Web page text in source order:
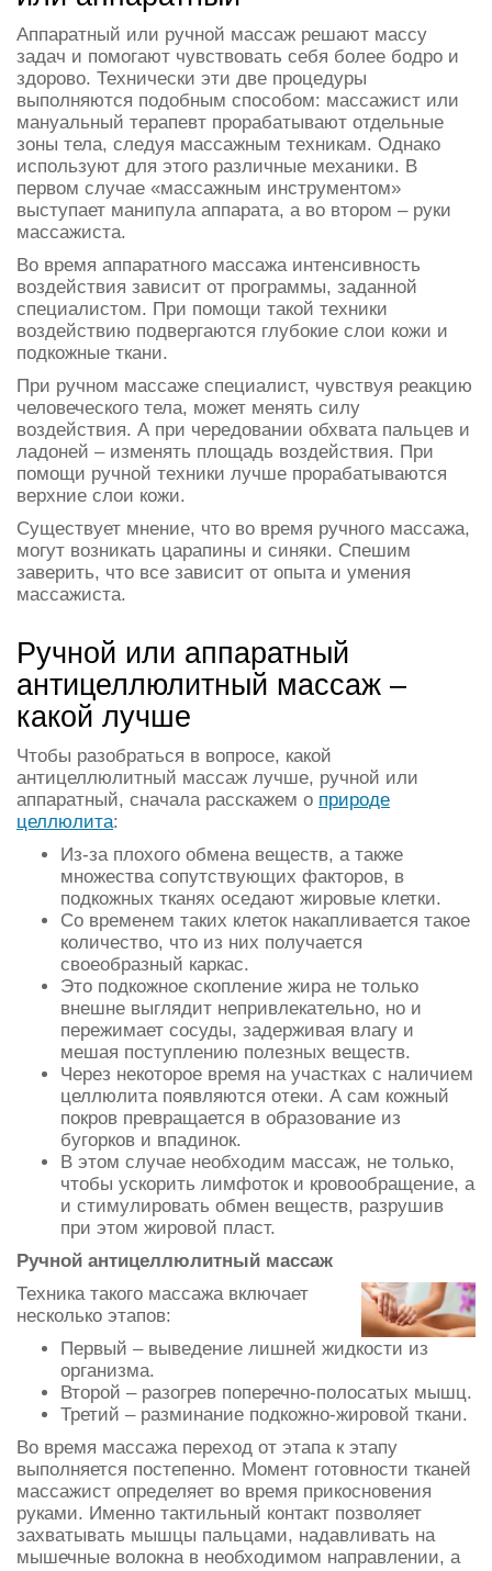
Аппаратный или ручной массаж решают массу
задач и помогают чувствовать себя более бодро и
здорово. Технически эти две процедуры
выполняются подобным способом: массажист или
мануальный терапевт прорабатывают отдельные
зоны тела, следуя массажным техникам. Однако
используют для этого различные механики. В
первом случае «массажным инструментом»
выступает манипула аппарата, а во втором – руки
массажиста.
Во время аппаратного массажа интенсивность
воздействия зависит от программы, заданной
специалистом. При помощи такой техники
воздействию подвергаются глубокие слои кожи и
подкожные ткани.
При ручном массаже специалист, чувствуя реакцию
человеческого тела, может менять силу
воздействия. А при чередовании обхвата пальцев и
ладоней – изменять площадь воздействия. При
помощи ручной техники лучше прорабатываются
верхние слои кожи.
Существует мнение, что во время ручного массажа,
могут возникать царапины и синяки. Спешим
заверить, что все зависит от опыта и умения
массажиста.
Ручной или аппаратный
антицеллюлитный массаж –
какой лучше
Чтобы разобраться в вопросе, какой
антицеллюлитный массаж лучше, ручной или
аппаратный, сначала расскажем о природе
целлюлита:
Из-за плохого обмена веществ, а также
множества сопутствующих факторов, в
подкожных тканях оседают жировые клетки.
Со временем таких клеток накапливается такое
количество, что из них получается
своеобразный каркас.
Это подкожное скопление жира не только
внешне выглядит непривлекательно, но и
пережимает сосуды, задерживая влагу и
мешая поступлению полезных веществ.
Через некоторое время на участках с наличием
целлюлита появляются отеки. А сам кожный
покров превращается в образование из
бугорков и впадинок.
В этом случае необходим массаж, не только,
чтобы ускорить лимфоток и кровообращение, а
и стимулировать обмен веществ, разрушив
при этом жировой пласт.
Ручной антицеллюлитный массаж
Техника такого массажа включает
несколько этапов:
Первый – выведение лишней жидкости из
организма.
Второй – разогрев поперечно-полосатых мышц.
Третий – разминание подкожно-жировой ткани.
Во время массажа переход от этапа к этапу
выполняется постепенно. Момент готовности тканей
массажист определяет во время прикосновения
руками. Именно тактильный контакт позволяет
захватывать мышцы пальцами, надавливать на
мышечные волокна в необходимом направлении, а